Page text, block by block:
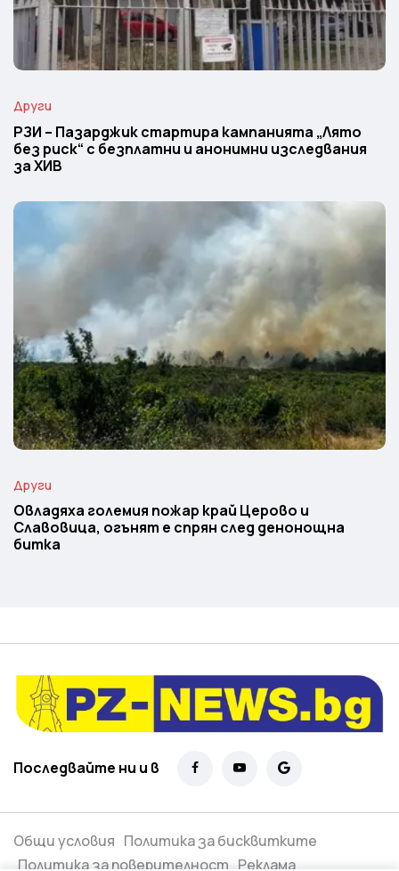
Други
РЗИ – Пазарджик стартира кампанията „Лято
без риск“ с безплатни и анонимни изследвания
за ХИВ
Други
Овладяха големия пожар край Церово и
Славовица, огънят е спрян след денонощна
битка
Последвайте ни и в
Общи условия Политика за бисквитките
Политика за поверителност Реклама